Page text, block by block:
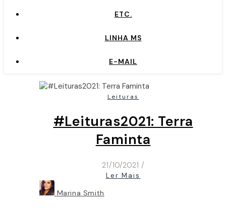
ETC.
LINHA MS
E-MAIL
Leituras
#Leituras2021: Terra
Faminta
21/10/2021 /
Ler Mais
Marina Smith